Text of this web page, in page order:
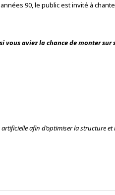
90, le public est invité à
aviez la chance de monter sur
artificielle afin d’optimiser la structure